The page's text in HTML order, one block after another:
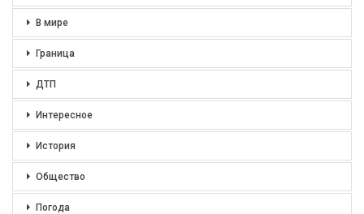
В мире
Граница
ДТП
Интересное
История
Общество
Погода